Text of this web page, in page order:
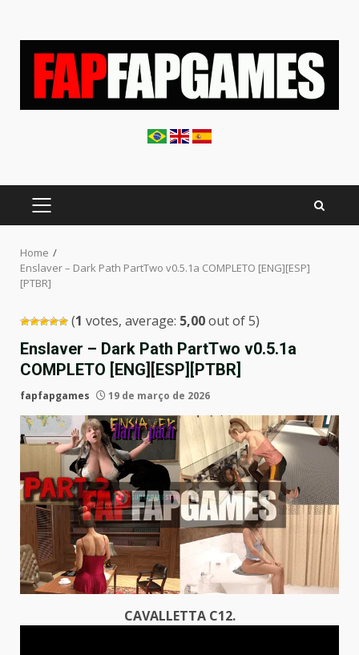
PRIMARY
MENU
Home
Enslaver – Dark Path PartTwo v0.5.1a COMPLETO [ENG][ESP]
[PTBR]
(1 votes, average: 5,00out of 5)
Enslaver – Dark Path PartTwo v0.5.1a
COMPLETO [ENG][ESP][PTBR]
fapfapgames 19 de março de 2026
CAVALLETTA C12.